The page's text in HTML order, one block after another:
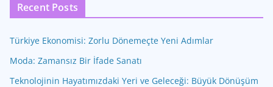
Recent Posts
Türkiye Ekonomisi: Zorlu Dönemeçte Yeni Adımlar
Moda: Zamansız Bir İfade Sanatı
Teknolojinin Hayatımızdaki Yeri ve Geleceği: Büyük Dönüşüm